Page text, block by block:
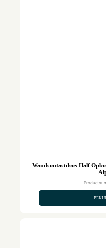
Wandcontactdoos Half